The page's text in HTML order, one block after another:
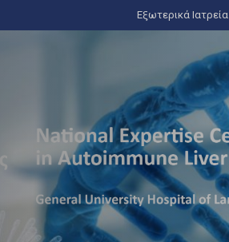
Εξωτερικά Ιατρεία